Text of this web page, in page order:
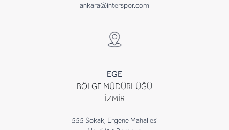
ankara@interspor.com
EGE
BÖLGE MÜDÜRLÜĞÜ
İZMİR
555 Sokak, Ergene Mahallesi